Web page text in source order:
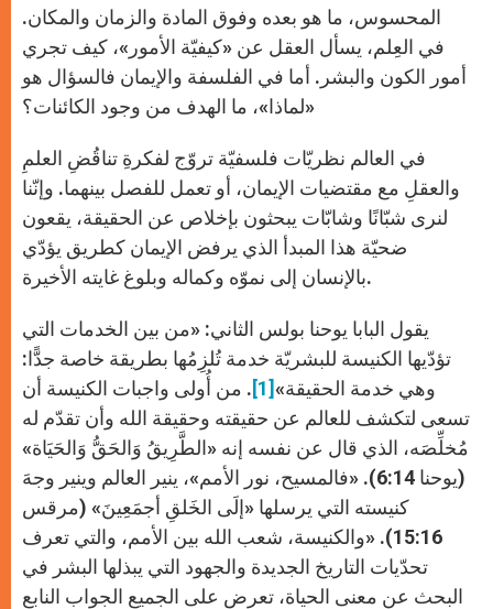
المحسوس، ما هو بعده وفوق المادة والزمان والمكان.
في العِلم، يسأل العقل عن «كيفيّة الأمور»، كيف تجري
أمور الكون والبشر. أما في الفلسفة والإيمان فالسؤال هو
«لماذا»، ما الهدف من وجود الكائنات؟
في العالم نظريّات فلسفيّة تروّج لفكرةِ تناقُضِ العلمِ
والعقلِ مع مقتضيات الإيمان، أو تعمل للفصل بينهما. وإنّنا
لنرى شبّانًا وشابّات يبحثون بإخلاص عن الحقيقة، يقعون
ضحيّة هذا المبدأ الذي يرفض الإيمان كطريق يؤدّي
بالإنسان إلى نموّه وكماله وبلوغ غايته الأخيرة.
يقول البابا يوحنا بولس الثاني: «من بين الخدمات التي
تؤدّيها الكنيسة للبشريّة خدمة تُلزِمُها بطريقة خاصة جدًّا:
وهي خدمة الحقيقة»[1]
. من أُولى واجبات الكنيسة أن
تسعى لتكشف للعالم عن حقيقته وحقيقة الله وأن تقدّم له
مُخلِّصَه، الذي قال عن نفسه إنه «الطَّرِيقُ وَالحَقُّ وَالحَيَاة»
(يوحنا 6:14). «فالمسيح، نور الأمم»، ينير العالم وينير وجهَ
كنيسته التي يرسلها «إلَى الخَلقِ أجمَعِينَ» (مرقس
15:16). «والكنيسة، شعب الله بين الأمم، والتي تعرف
تحدّيات التاريخ الجديدة والجهود التي يبذلها البشر في
البحث عن معنى الحياة، تعرض على الجميع الجواب النابع